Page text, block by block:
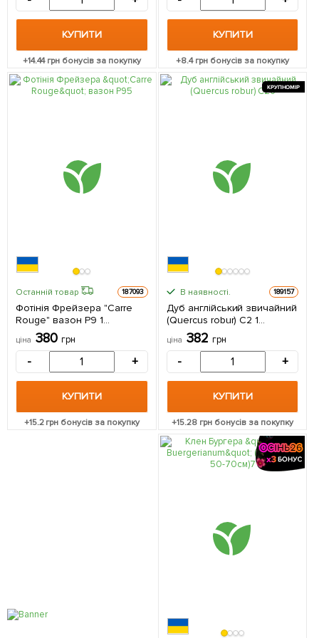
КУПИТИ
+14.44грн бонусів за покупку
КУПИТИ
+8.4грн бонусів за покупку
Останній товар 187093
Фотінія Фрейзера "Carre
Rouge" вазон Р9 1
саджанець в упаковці
ціна 380 грн
- +
КУПИТИ
+15.2грн бонусів за покупку
КРУПНОМІР
В наявності. 189157
Дуб англійський звичайний
(Quercus robur) С2 1
саджанець в упаковці
ціна 382 грн
- +
КУПИТИ
+15.28 грн бонусів за покупку